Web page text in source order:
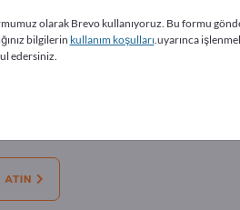
Özel Yüksek Performanslı
ATIN
olarak Brevo kullanıyoruz. Bu formu
bilgilerin kullanım koşulları.uyarınca
edersiniz.